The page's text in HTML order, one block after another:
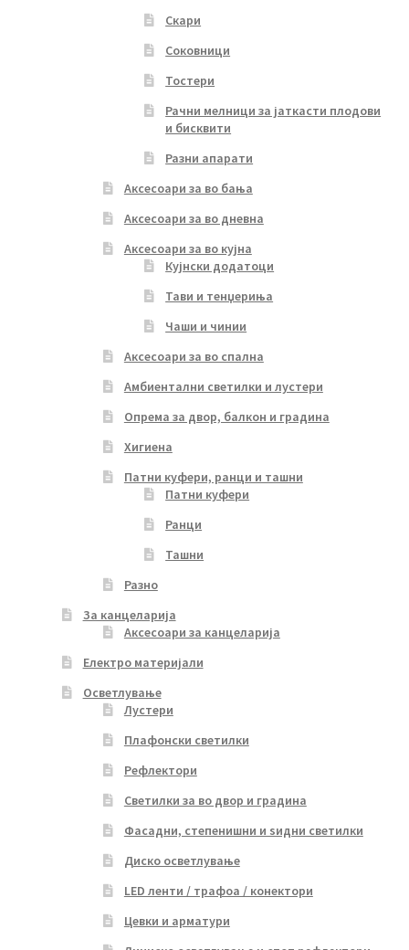
Скари
Соковници
Тостери
Рачни мелници за јаткасти плодови
и бисквити
Разни апарати
Аксесоари за во бања
Аксесоари за во дневна
Аксесоари за во кујна
Кујнски додатоци
Тави и тенџериња
Чаши и чинии
Аксесоари за во спална
Амбиентални светилки и лустери
Опрема за двор, балкон и градина
Хигиена
Патни куфери, ранци и ташни
Патни куфери
Ранци
Ташни
Разно
За канцеларија
Аксесоари за канцеларија
Електро материјали
Осветлување
Лустери
Плафонски светилки
Рефлектори
Светилки за во двор и градина
Фасадни, степенишни и ѕидни светилки
Диско осветлување
LED ленти / трафоа / конектори
Цевки и арматури